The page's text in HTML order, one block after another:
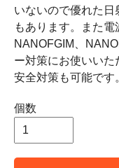
いないので優れた
もあります。また電
NANOFGIM、
ー対策にお使いい
安全対策も可能です
個数